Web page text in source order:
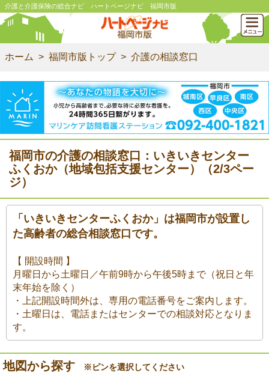
介護と介護保険の総合ナビ ハートページナビ 福岡市版
ホーム 福岡市版トップ 介護の相談窓口
福岡市の介護の相談窓口：いきいきセンター
ふくおか（地域包括支援センター）（2/3ペー
ジ）
「いきいきセンターふくおか」は福岡市が設置し
た高齢者の総合相談窓口です。
【 開設時間 】
月曜日から土曜日／午前9時から午後5時まで（祝日と年
末年始を除く）
・上記開設時間外は、専用の電話番号をご案内します。
・土曜日は、電話またはセンターでの相談対応となりま
す。
地図から探す ※ピンを選択してください